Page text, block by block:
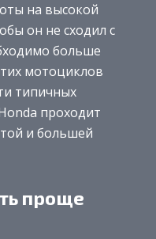
на высокой
он не сходил с
больше
мотоциклов
типичных
проходит
и большей
проще